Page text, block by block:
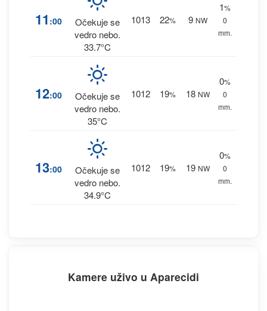
11 :00
Očekuje se
vedro nebo.
33.7°C
1013 22% 9 NW
1%
0
mm.
12:00
Očekuje se
vedro nebo.
35°C
1012 19% 18 NW
0%
0
mm.
13:00
Očekuje se
vedro nebo.
34.9°C
1012 19% 19 NW
0%
0
mm.
Kamere uživo u Aparecidi